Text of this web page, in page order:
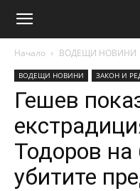
Начало ВОДЕЩИ НОВИНИ
ВОДЕЩИ НОВИНИ ЗАКОН И
Гешев
Тодоров на
убитите